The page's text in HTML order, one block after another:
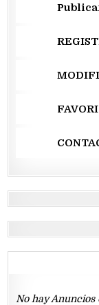
No hay